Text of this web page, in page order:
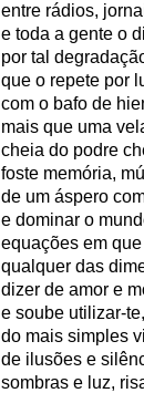
entre rádios,
e toda a gente o
por tal
que o repete por
com o bafo de
mais que uma
cheia do podre
foste memória,
de um áspero
e dominar o
equações em
qualquer das
dizer de amor e
e soube utilizar-
do mais simples
de ilusões e
sombras e luz,